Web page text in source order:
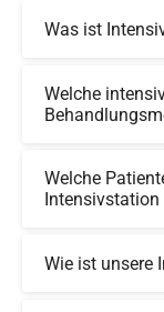
Was ist
Welche
Welche
Intensivstation
Wie ist unsere